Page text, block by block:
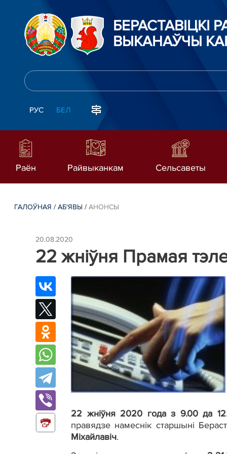
БЕРАСТАВIЦКI
ВЫКАНАЎЧЫ
РУС БЕЛ
Раён Райвыканкам Сельсаветы
ГАЛОЎНАЯ /АБ'ЯВЫ /АНОНСЫ
20.08.2020
22 жніўня Прамая
22 жніўня 2020 года з 9.00 да
правядзе намеснік старшыні
Міхайлавіч.